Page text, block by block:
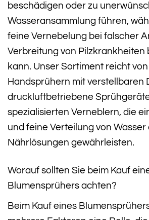
beschädigen oder zu
Wasseransammlung führen,
feine Vernebelung bei falscher
Verbreitung von Pilzkrankheiten
kann. Unser Sortiment reicht
Handsprühern mit verstellbaren
druckluftbetriebene
spezialisierten Verneblern, die
und feine Verteilung von Wasser
Nährlösungen gewährleisten.
Worauf sollten Sie beim Kauf
Blumensprühers achten?
Beim Kauf eines